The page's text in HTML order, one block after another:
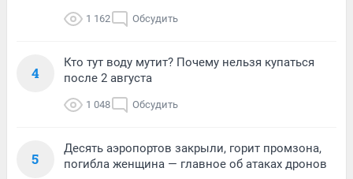
1 162 Обсудить
4
Кто тут воду мутит? Почему нельзя купаться
после 2 августа
1 048 Обсудить
5
Десять аэропортов закрыли, горит промзона,
погибла женщина — главное об атаках дронов